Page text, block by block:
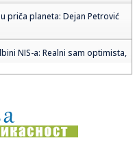
priča planeta: Dejan Petrović
NIS-a: Realni sam optimista,
se neobična kuća na